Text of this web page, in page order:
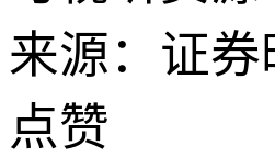
来源：证券
点赞